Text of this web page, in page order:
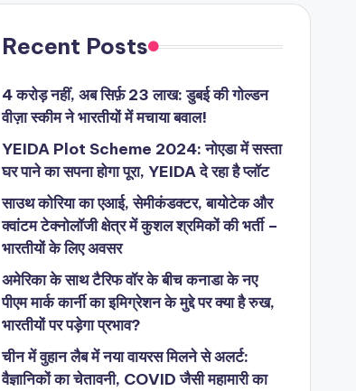
Recent Posts
4 करोड़ नहीं, अब सिर्फ़ 23 लाख: डुबई की गोल्डन
वीज़ा स्कीम ने भारतीयों में मचाया बवाल!
YEIDA Plot Scheme 2024: नोएडा में सस्ता
घर पाने का सपना होगा पूरा, YEIDA दे रहा है प्लॉट
साउथ कोरिया का एआई, सेमीकंडक्टर, बायोटेक और
क्वांटम टेक्नोलॉजी क्षेत्र में कुशल श्रमिकों की भर्ती –
भारतीयों के लिए अवसर
अमेरिका के साथ टैरिफ वॉर के बीच कनाडा के नए
पीएम मार्क कार्नी का इमिग्रेशन के मुद्दे पर क्या है रुख,
भारतीयों पर पड़ेगा प्रभाव?
चीन में वुहान लैब में नया वायरस मिलने से अलर्ट:
वैज्ञानिकों का चेतावनी, COVID जैसी महामारी का